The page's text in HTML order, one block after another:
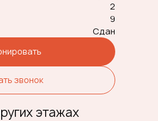
2
9
Сдан
звонок
этажах